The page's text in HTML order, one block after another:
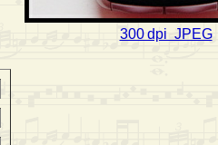
300 dpi JPEG